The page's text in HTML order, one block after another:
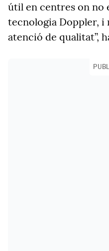
útil en centres on no
tecnologia Doppler, i
atenció de qualitat”,